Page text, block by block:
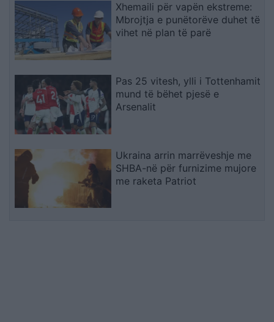
Xhemaili për vapën ekstreme:
Mbrojtja e punëtorëve duhet të
vihet në plan të parë
Pas 25 vitesh, ylli i Tottenhamit
mund të bëhet pjesë e
Arsenalit
Ukraina arrin marrëveshje me
SHBA-në për furnizime mujore
me raketa Patriot